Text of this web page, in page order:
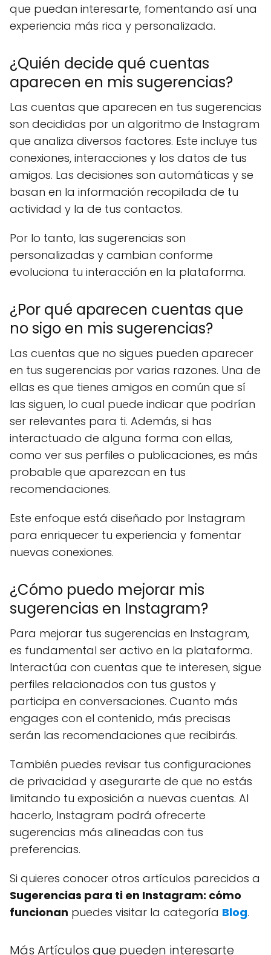
que puedan interesarte, fomentando así una
experiencia más rica y personalizada.
¿Quién decide qué cuentas
aparecen en mis sugerencias?
Las cuentas que aparecen en tus sugerencias
son decididas por un algoritmo de Instagram
que analiza diversos factores. Este incluye tus
conexiones, interacciones y los datos de tus
amigos. Las decisiones son automáticas y se
basan en la información recopilada de tu
actividad y la de tus contactos.
Por lo tanto, las sugerencias son
personalizadas y cambian conforme
evoluciona tu interacción en la plataforma.
¿Por qué aparecen cuentas que
no sigo en mis sugerencias?
Las cuentas que no sigues pueden aparecer
en tus sugerencias por varias razones. Una de
ellas es que tienes amigos en común que sí
las siguen, lo cual puede indicar que podrían
ser relevantes para ti. Además, si has
interactuado de alguna forma con ellas,
como ver sus perfiles o publicaciones, es más
probable que aparezcan en tus
recomendaciones.
Este enfoque está diseñado por Instagram
para enriquecer tu experiencia y fomentar
nuevas conexiones.
¿Cómo puedo mejorar mis
sugerencias en Instagram?
Para mejorar tus sugerencias en Instagram,
es fundamental ser activo en la plataforma.
Interactúa con cuentas que te interesen, sigue
perfiles relacionados con tus gustos y
participa en conversaciones. Cuanto más
engages con el contenido, más precisas
serán las recomendaciones que recibirás.
También puedes revisar tus configuraciones
de privacidad y asegurarte de que no estás
limitando tu exposición a nuevas cuentas. Al
hacerlo, Instagram podrá ofrecerte
sugerencias más alineadas con tus
preferencias.
Si quieres conocer otros artículos parecidos a
Sugerencias para ti en Instagram: cómo
funcionan puedes visitar la categoría Blog.
Más Artículos que pueden interesarte